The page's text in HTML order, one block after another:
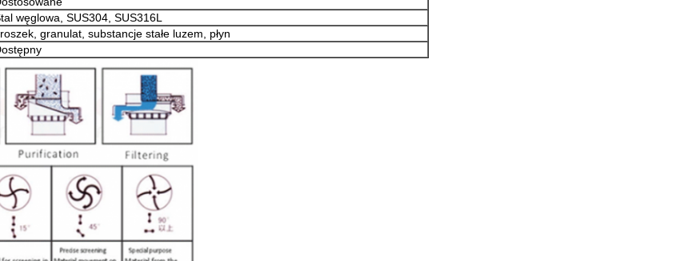
węglowa, SUS304, SUS316L
granulat, substancje stałe luzem, płyn